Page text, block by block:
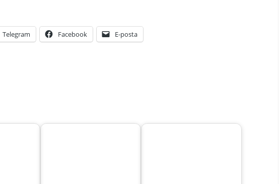
Telegram Facebook E-posta